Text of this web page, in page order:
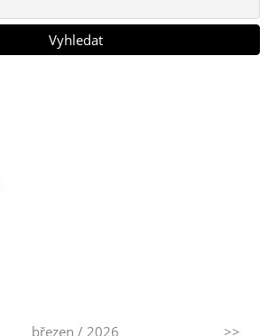
březen / 2026 >>